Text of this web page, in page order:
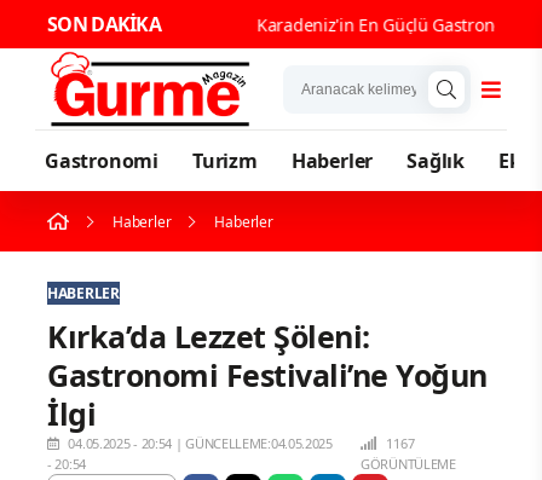
SON DAKİKA
Gastronomi Turizm Haberler Sağlık
Haberler Haberler
HABERLER
Kırka’da Lezzet Şöleni:
Gastronomi Festivali’ne Yoğun
İlgi
04.05.2025 - 20:54 |GÜNCELLEME:04.05.2025
- 20:54
1167
GÖRÜNTÜLEME